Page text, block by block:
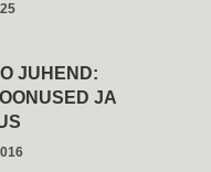
JUHEND:
JA